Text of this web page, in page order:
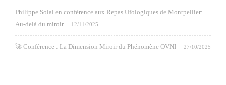
Philippe Solal en conférence aux Repas Ufologiques de Montpellier:
Au-delà du miroir
12/11/2025
🚀 Conférence : La Dimension Miroir du Phénomène OVNI 27/10/2025